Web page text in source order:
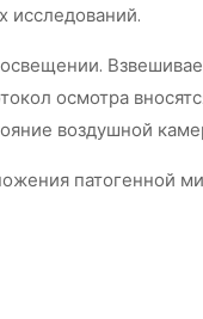
исследований.
осмотра
воздушной
патогенной